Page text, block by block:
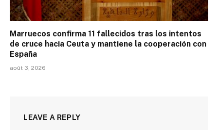
Marruecos confirma 11 fallecidos tras los intentos
de cruce hacia Ceuta y mantiene la cooperación con
España
août 3, 2026
LEAVE A REPLY